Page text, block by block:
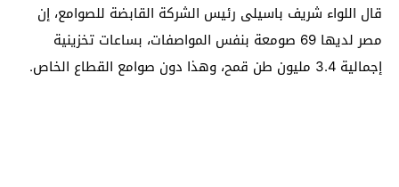
قال اللواء شريف باسيلى رئيس الشركة القابضة للصوامع، إن
مصر لديها 69 صومعة بنفس المواصفات، بساعات تخزينية
إجمالية 3.4 مليون طن قمح، وهذا دون صوامع القطاع الخاص.